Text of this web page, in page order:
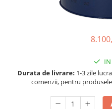
Intretinere barci
■ Accesorii filtre
■ Filtre ulei
IN
Durata de livrare: 1-3 zile
comenzii, pentru